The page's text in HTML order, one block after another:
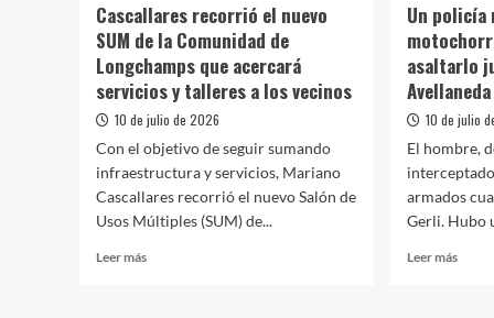
una
Cascallares recorrió el nuevo
SUM de la Comunidad de
Longchamps que acercará
servicios y talleres a los vecinos
10 de julio de 2026
Con el objetivo de seguir sumando
infraestructura y servicios, Mariano
Cascallares recorrió el nuevo Salón de
Usos Múltiples (SUM) de...
Leer másLeer
Un policía
asaltarlo
Avellaneda
10 de julio
El hombre,
armados
Gerli. Hubo
Leer másLeer